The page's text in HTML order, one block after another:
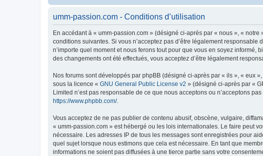
umm-passion.com - Conditions d’utilisation
En accédant à « umm-passion.com » (désigné ci-après par « nous », «
conditions suivantes. Si vous n’acceptez pas d’être légalement
n’importe quel moment et nous ferons tout pour que vous en soyez
des changements ont été effectués, vous acceptez d’être légalement
Nos forums sont développés par phpBB (désigné ci-après par « ils », « eux
sous la licence « GNU General Public License v2 » (désigné ci-après par «
Limited n’est pas responsable de ce que nous acceptons ou n’acceptons
https://www.phpbb.com/.
Vous acceptez de ne pas publier de contenu abusif, obscène, vulgaire,
« umm-passion.com » est hébergé ou les lois internationales. Le faire peut
nécessaire. Les adresses IP de tous les messages sont enregistrées pour
quel sujet lorsque nous estimons que cela est nécessaire. En tant que
informations ne soient pas diffusées à une tierce partie sans votre